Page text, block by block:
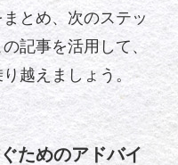
とめ、次のステッ
記事を活用して、
越えましょう。
ためのアドバイ